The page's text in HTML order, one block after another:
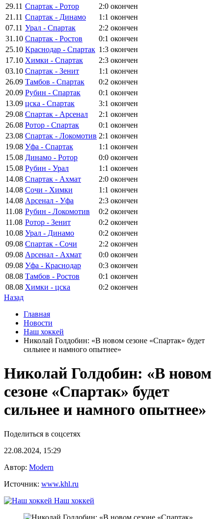
29.11 Спартак - Ротор 2:0 окончен
21.11 Спартак - Динамо 1:1 окончен
07.11 Урал - Спартак 2:2 окончен
31.10 Спартак - Ростов 0:1 окончен
25.10 Краснодар - Спартак 1:3 окончен
17.10 Химки - Спартак 2:3 окончен
03.10 Спартак - Зенит 1:1 окончен
26.09 Тамбов - Спартак 0:2 окончен
20.09 Рубин - Спартак 0:1 окончен
13.09 цска - Спартак 3:1 окончен
29.08 Спартак - Арсенал 2:1 окончен
26.08 Ротор - Спартак 0:1 окончен
23.08 Спартак - Локомотив 2:1 окончен
19.08 Уфа - Спартак 1:1 окончен
15.08 Динамо - Ротор 0:0 окончен
15.08 Рубин - Урал 1:1 окончен
14.08 Спартак - Ахмат 2:0 окончен
14.08 Сочи - Химки 1:1 окончен
14.08 Арсенал - Уфа 2:3 окончен
11.08 Рубин - Локомотив 0:2 окончен
11.08 Ротор - Зенит 0:2 окончен
10.08 Урал - Динамо 0:2 окончен
09.08 Спартак - Сочи 2:2 окончен
09.08 Арсенал - Ахмат 0:0 окончен
09.08 Уфа - Краснодар 0:3 окончен
08.08 Тамбов - Ростов 0:1 окончен
08.08 Химки - цска 0:2 окончен
Назад
Главная
Новости
Наш хоккей
Николай Голдобин: «В новом сезоне «Спартак» будет
сильнее и намного опытнее»
Николай Голдобин: «В новом
сезоне «Спартак» будет
сильнее и намного опытнее»
Поделиться в соцсетях
22.08.2024, 15:29
Автор: Modern
Источник: www.khl.ru
Наш хоккей